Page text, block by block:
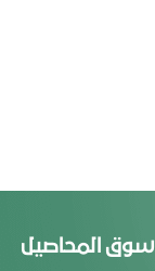
سوق المحاصيل